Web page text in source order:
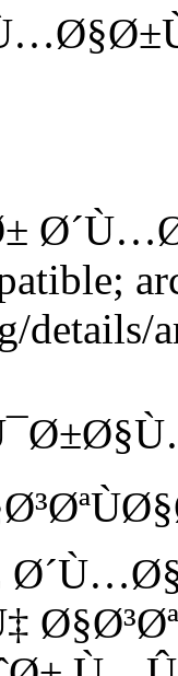
details/
Ø§Ø³Øª